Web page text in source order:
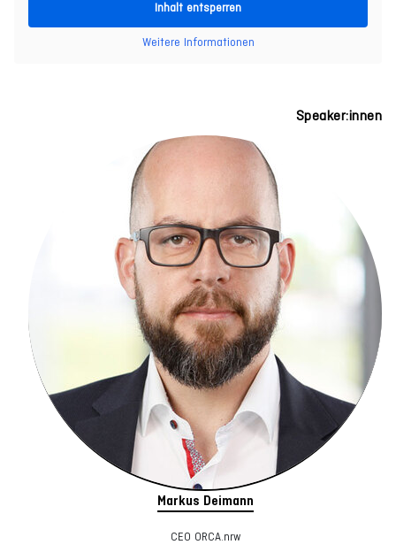
Inhalt entsperren
Weitere Informationen
Speaker:innen
Markus Deimann
CEO ORCA.nrw